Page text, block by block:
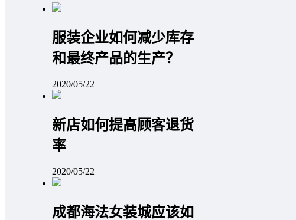
服装企业如何减少库存
和最终产品的生产？
2020/05/22
新店如何提高顾客退货
率
2020/05/22
成都海法女装城应该如